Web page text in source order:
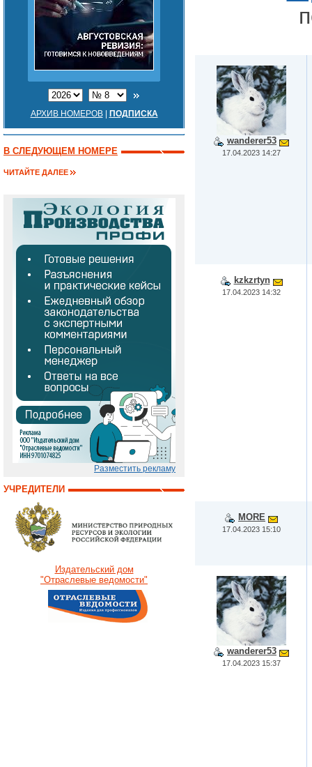
АРХИВ НОМЕРОВ| ПОДПИСКА
В СЛЕДУЮЩЕМ НОМЕРЕ
ЧИТАЙТЕ ДАЛЕЕ
Разместить рекламу
УЧРЕДИТЕЛИ
Издательский дом
"Отраслевые ведомости"
wanderer53
17.04.2023 14:27
kzkzrtyn
17.04.2023 14:32
MORE
17.04.2023 15:10
wanderer53
17.04.2023 15:37